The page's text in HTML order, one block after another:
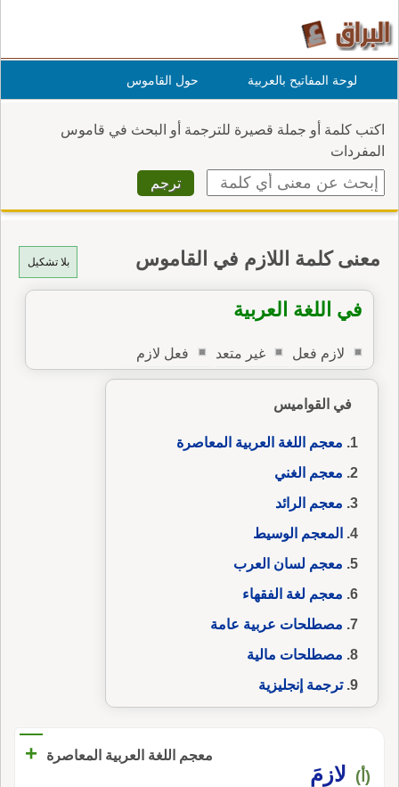
لوحة المفاتيح بالعربية حول القاموس
اكتب كلمة أو جملة قصيرة للترجمة أو البحث في قاموس
المفردات
بلا تشكيل معنى كلمة اللازم في القاموس
في اللغة العربية
لازم فعل غير متعد فعل لازم
في القواميس
معجم اللغة العربية المعاصرة
معجم الغني
معجم الرائد
المعجم الوسيط
معجم لسان العرب
معجم لغة الفقهاء
مصطلحات عربية عامة
مصطلحات مالية
ترجمة إنجليزية
معجم اللغة العربية المعاصرة +
(أ) لازمَ